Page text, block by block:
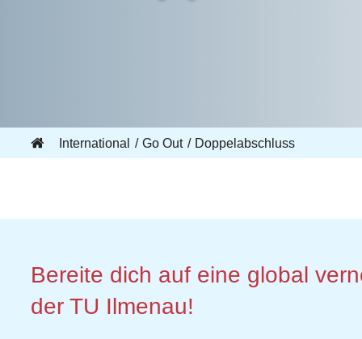
International Go Out Doppelabschluss
Bereite dich auf eine global
der TU Ilmenau!